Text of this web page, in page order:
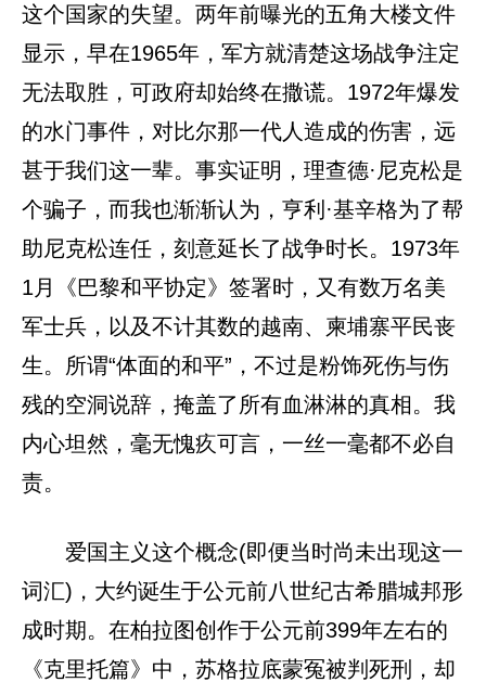
这个国家的失望。两年前曝光的五角大楼文件
显示，早在1965年，军方就清楚这场战争注定
无法取胜，可政府却始终在撒谎。1972年爆发
的水门事件，对比尔那一代人造成的伤害，远
甚于我们这一辈。事实证明，理查德·尼克松是
个骗子，而我也渐渐认为，亨利·基辛格为了帮
助尼克松连任，刻意延长了战争时长。1973年
1月《巴黎和平协定》签署时，又有数万名美
军士兵，以及不计其数的越南、柬埔寨平民丧
生。所谓“体面的和平”，不过是粉饰死伤与伤
残的空洞说辞，掩盖了所有血淋淋的真相。我
内心坦然，毫无愧疚可言，一丝一毫都不必自
责。
爱国主义这个概念(即便当时尚未出现这一
词汇)，大约诞生于公元前八世纪古希腊城邦形
成时期。在柏拉图创作于公元前399年左右的
《克里托篇》中，苏格拉底蒙冤被判死刑，却